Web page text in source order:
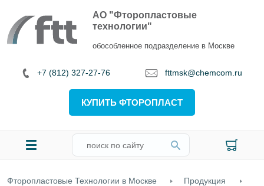
АО "Фторопластовые
технологии"
обособленное подразделение в Москве
+7 (812) 327-27-76 fttmsk@chemcom.ru
КУПИТЬ ФТОРОПЛАСТ
Фторопластовые Технологии в Москве
Продукция